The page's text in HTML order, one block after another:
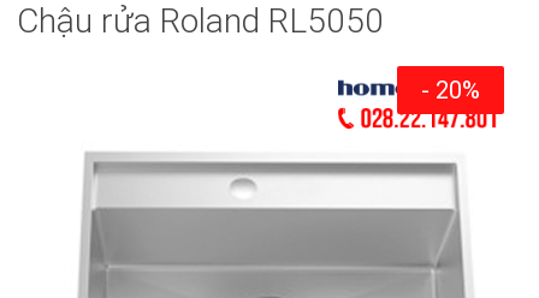
Chậu rửa Roland RL5050
- 20%